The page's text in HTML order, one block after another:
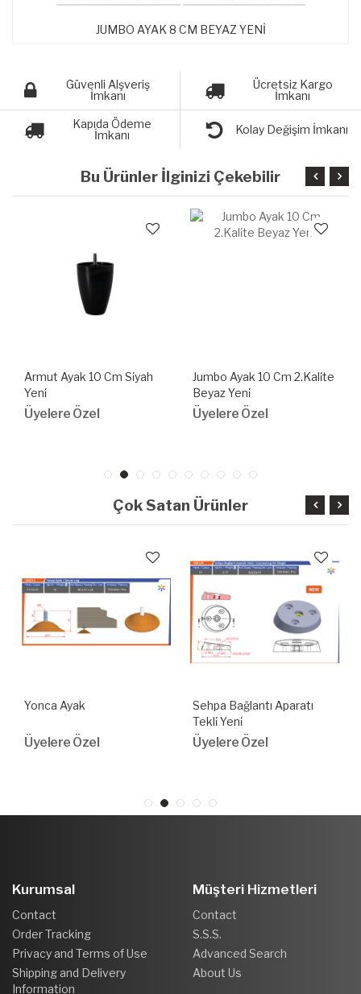
JUMBO AYAK 8 CM BEYAZ YENİ
Güvenli Alşveriş
İmkanı
Ücretsiz Kargo
İmkanı
Kapıda Ödeme
İmkanı
Kolay Değişim İmkanı
Bu Ürünler İlginizi Çekebilir
Armut Ayak 10 Cm Si̇yah
Yeni̇
Üyelere Özel
Jumbo Ayak 10 Cm 2.Kali̇te
Beyaz Yeni̇
Üyelere Özel
Çok Satan Ürünler
Yonca Ayak
Üyelere Özel
Sehpa Bağlantı Aparatı
Tekli̇ Yeni̇
Üyelere Özel
Kurumsal
Contact
Order Tracking
Privacy and Terms of Use
Shipping and Delivery
Information
Müşteri Hizmetleri
Contact
S.S.S.
Advanced Search
About Us